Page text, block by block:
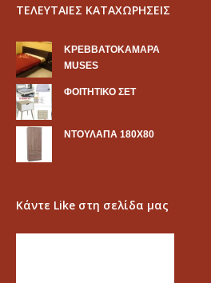
ΤΕΛΕΥΤΑΙΕΣ ΚΑΤΑΧΩΡΗΣΕΙΣ
KΡΕΒΒΑΤΟΚΑΜΑΡΑ
MUSES
ΦΟΙΤΗΤΙΚΟ ΣΕΤ
ΝΤΟΥΛΑΠΑ 180Χ80
Κάντε Like στη σελίδα μας